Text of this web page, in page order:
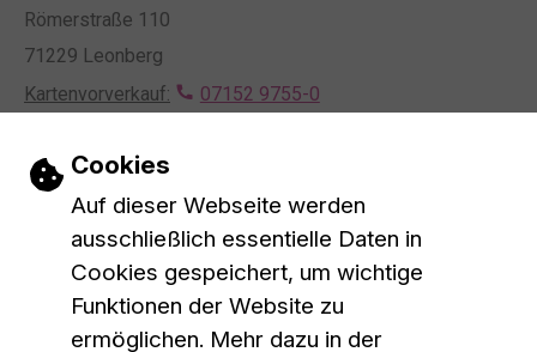
Einstellungen zu Cookies und
Cookies
Auf dieser Webseite werden
ausschließlich essentielle Daten in
Cookies gespeichert, um wichtige
Funktionen der Website zu
ermöglichen. Mehr dazu in der
Römerstraße 110
71229 Leonberg
Kartenvorverkauf:
07152 9755-0
Kontaktformular
Öffnungszeiten
Montag bis Mittwoch
10 bis 16 Uhr
10 bis 18 Uhr
Mittagspause
13 bis 14 Uhr